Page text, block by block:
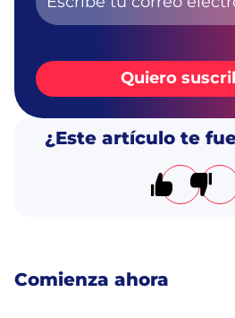
Quiero
¿Este artículo te
El artículo
El
Comienza ahora